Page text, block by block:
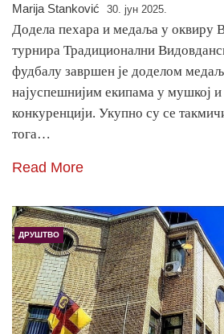
Marija Stanković 30. јун 2025.
Додела пехара и медаља у оквиру
турнира Традиционални
фудбалу завршен је доделом
најуспешнијим екипама у мушкој и
конкуренцији. Укупно су се
тога…
Read More
ДРУШТВО